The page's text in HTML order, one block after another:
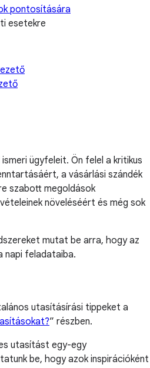
pontosítására
esetekre
ügyfeleit. Ön felel a kritikus
a vásárlási szándék
szabott megoldások
növeléséért és még sok
mutat be arra, hogy az
napi feladataiba.
utasításírási tippeket a
” részben.
utasítást egy-egy
be, hogy azok inspirációként